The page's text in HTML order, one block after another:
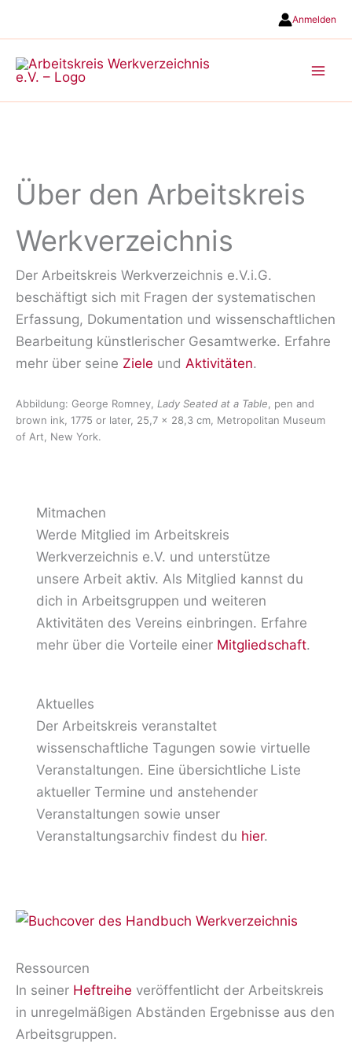
springen
Anmelden
Über den Arbeitskreis
Werkverzeichnis
Der Arbeitskreis Werkverzeichnis e.V.i.G.
beschäftigt sich mit Fragen der systematischen
Erfassung, Dokumentation und wissenschaftlichen
Bearbeitung künstlerischer Gesamtwerke. Erfahre
mehr über seine Ziele und Aktivitäten.
Abbildung: George Romney, Lady Seated at a Table , pen and
brown ink, 1775 or later, 25,7 x 28,3 cm, Metropolitan Museum
of Art, New York.
Mitmachen
Werde Mitglied im Arbeitskreis
Werkverzeichnis e.V. und unterstütze
unsere Arbeit aktiv. Als Mitglied kannst du
dich in Arbeitsgruppen und weiteren
Aktivitäten des Vereins einbringen. Erfahre
mehr über die Vorteile einer Mitgliedschaft.
Aktuelles
Der Arbeitskreis veranstaltet
wissenschaftliche Tagungen sowie virtuelle
Veranstaltungen. Eine übersichtliche Liste
aktueller Termine und anstehender
Veranstaltungen sowie unser
Veranstaltungsarchiv findest du hier.
Ressourcen
In seiner Heftreihe veröffentlicht der Arbeitskreis
in unregelmäßigen Abständen Ergebnisse aus den
Arbeitsgruppen.